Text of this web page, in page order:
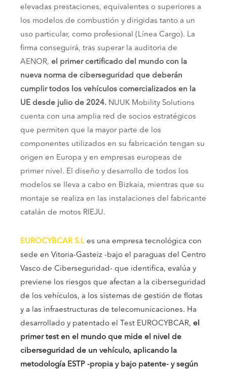
elevadas prestaciones, equivalentes o superiores a
los modelos de combustión y dirigidas tanto a un
uso particular, como profesional (Línea Cargo). La
firma conseguirá, tras superar la auditoria de
AENOR, el primer certificado del mundo con la
nueva norma de ciberseguridad que deberán
cumplir todos los vehículos comercializados en la
UE desde julio de 2024. NUUK Mobility Solutions
cuenta con una amplia red de socios estratégicos
que permiten que la mayor parte de los
componentes utilizados en su fabricación tengan su
origen en Europa y en empresas europeas de
primer nivel. El diseño y desarrollo de todos los
modelos se lleva a cabo en Bizkaia, mientras que su
montaje se realiza en las instalaciones del fabricante
catalán de motos RIEJU.
EUROCYBCAR S.L es una empresa tecnológica con
sede en Vitoria-Gasteiz -bajo el paraguas del Centro
Vasco de Ciberseguridad- que identifica, evalúa y
previene los riesgos que afectan a la ciberseguridad
de los vehículos, a los sistemas de gestión de flotas
y a las infraestructuras de telecomunicaciones. Ha
desarrollado y patentado el Test EUROCYBCAR, el
primer test en el mundo que mide el nivel de
ciberseguridad de un vehículo, aplicando la
metodología ESTP -propia y bajo patente- y según